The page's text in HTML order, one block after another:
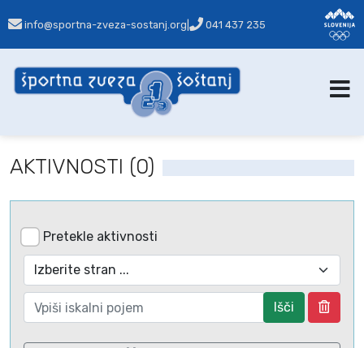
info@sportna-zveza-sostanj.org 041 437 235
AKTIVNOSTI (0)
Pretekle aktivnosti
Išči